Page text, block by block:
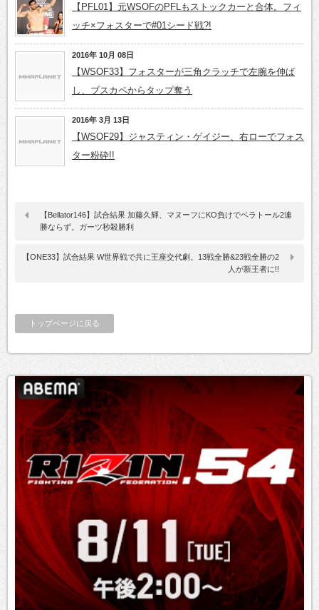
【PFL01】元WSOFのPFLもストックカーと合体。フィ
ッチ×フォスターで#01シード戦?!
2016年 10月 08日
【WSOF33】フォスターが三角クラッチで左腕を伸ば
し、ブスカペからタップ奪う
2016年 3月 13日
【WSOF29】ジャスティン・ゲイジー、右ローでフォス
ター粉砕!!
【Bellator146】試合結果 加藤久輝、マヌーフにKO負けでベラトール2連
勝ならず。ガーツ秒殺勝利
【ONE33】試合結果 W世界戦で共に王座交代劇。13戦全勝&23戦全勝の2
人が新王者に!!
トップページに戻る